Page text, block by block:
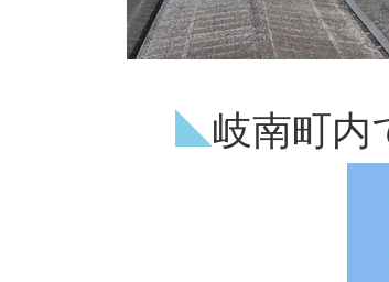
岐南町内